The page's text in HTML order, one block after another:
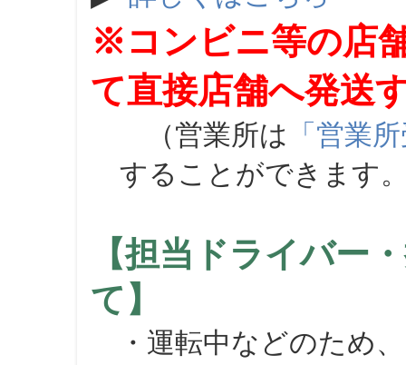
※コンビニ等の店
て直接店舗へ発送
（営業所は 「営業
することができます
【担当ドライバー
て】
・運転中などのため